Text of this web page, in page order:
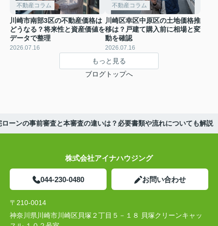
不動産コラム
川崎市南部3区の不動産価格は
どうなる？将来性と資産価値を
データで整理
2026.07.16
不動産コラム
川崎区幸区中原区の土地価格推
移は？戸建て購入前に相場と変
動を確認
2026.07.16
もっと見る
ブログトップへ
ローンの事前審査と本審査の違いは？必要書類や流れについても解説
株式会社アイナハウジング
044-230-0480 お問い合わせ
〒210-0014
神奈川県川崎市川崎区貝塚２丁目５－１８ 貝塚クリーンキャッ